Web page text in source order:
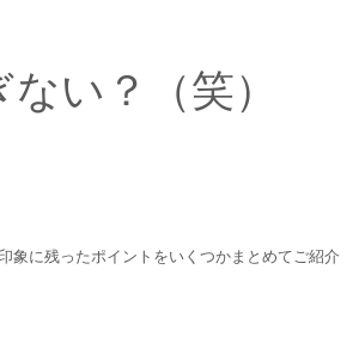
い？（笑）
象に残ったポイントをいくつかまとめてご紹介